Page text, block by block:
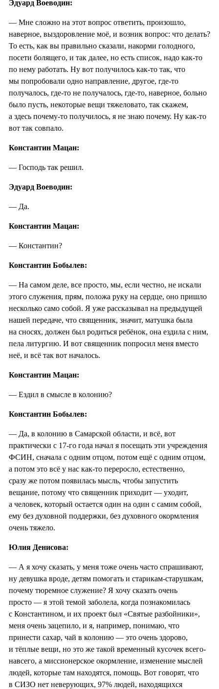
Эдуард Воеводин:
— Мне сложно на этот вопрос ответить, произошло,
наверное, выздоровление моё, и возник вопрос: что делать?
То есть, как вы правильно сказали, накорми голодного,
посети болящего, и так далее, но есть список, надо как-то
по нему работать. Ну вот получилось как-то так, что
мы попробовали одно направление, другое, где-то
получалось, где-то не получалось, где-то, наверное, больно
было пусть, некоторые вещи тяжеловато, так скажем,
а здесь почему-то получилось, я не знаю почему. Ну как-то
вот так совпало.
Константин Мацан:
— Господь так решил.
Эдуард Воеводин:
— Да.
Константин Мацан:
— Константин?
Константин Бобылев:
— На самом деле, все просто, мы, если честно, не искали
этого служения, прям, положа руку на сердце, оно пришло
несколько само собой. Я уже рассказывал на предыдущей
нашей передаче, что священник, значит, матушка была
на сносях, должен был родиться ребёнок, она ездила с ним,
пела литургию. И вот священник попросил меня вместо
неё, и всё так вот началось.
Константин Мацан:
— Ездил в смысле в колонию?
Константин Бобылев:
— Да, в колонию в Самарской области, и всё, вот
практически с 17-го года начал я посещать эти учреждения
ФСИН, сначала с одним отцом, потом ещё с одним отцом,
а потом это всё у нас как-то переросло, естественно,
сразу же потом появилась мысль, чтобы запустить
вещание, потому что священник приходит — уходит,
а человек, который остается один на один с самим собой,
ему без духовной поддержки, без духовного окормления
очень тяжело.
Юлия Денисова:
— А я хочу сказать, у меня тоже очень часто спрашивают,
ну девушка вроде, детям помогать и старикам-старушкам,
почему тюремное служение? Я хочу сказать очень
просто — я этой темой заболела, когда познакомилась
с Константином, и их проект был «Святые разбойники»,
меня очень зацепило, и я, например, понимаю, что
принести сахар, чай в колонию — это очень здорово,
и тёплые вещи, но это же такой временный кусочек всего-
навсего, а миссионерское окормление, изменение мыслей
людей, которые там находятся, помощь. Вот говорят, что
в СИЗО нет неверующих, 97% людей, находящихся